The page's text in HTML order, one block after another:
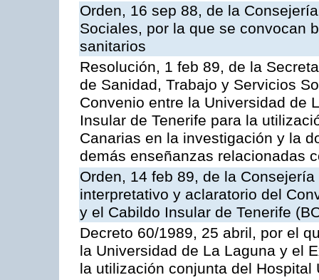
Orden, 16 sep 88, de la
Sociales, por la que se convocan
sanitarios
Resolución, 1 feb 89, de la
de Sanidad, Trabajo y Servicios
Convenio entre la Universidad de
Insular de Tenerife para la
Canarias en la investigación y la
demás enseñanzas relacionadas
Orden, 14 feb 89, de la
interpretativo y aclaratorio del
y el Cabildo Insular de Tenerife
Decreto 60/1989, 25 abril, por el
la Universidad de La Laguna y el
la utilización conjunta del Hospital